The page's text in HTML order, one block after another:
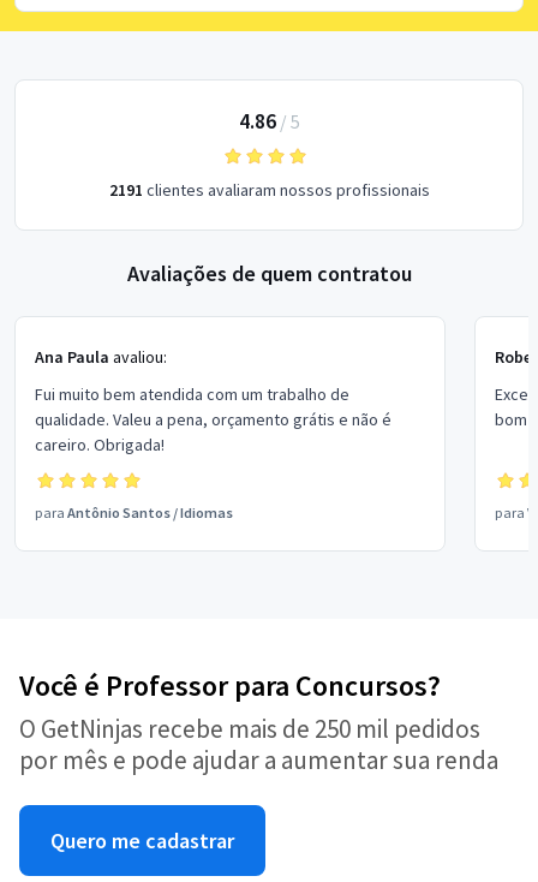
4.86/ 5
2191 clientes avaliaram nossos profissionais
Avaliações de quem contratou
Ana Paula avaliou:
Fui muito bem atendida com um trabalho de
qualidade. Valeu a pena, orçamento grátis e não é
careiro. Obrigada!
para Antônio Santos /Idiomas
bom
para
Você é Professor para Concursos?
O GetNinjas recebe mais de 250 mil pedidos
por mês e pode ajudar a aumentar sua renda
Quero me cadastrar